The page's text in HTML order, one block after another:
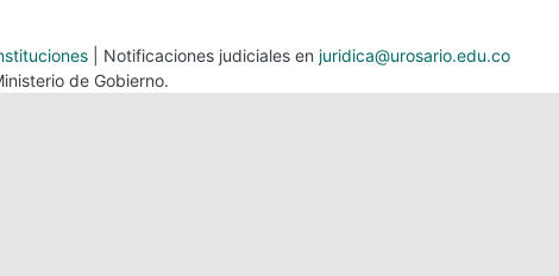
| Notificaciones judiciales en juridica@urosario.edu.co
de Gobierno.